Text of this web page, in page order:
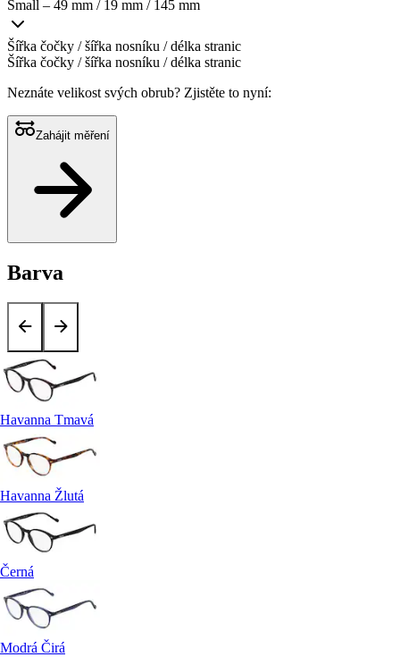
Small – 49 mm / 19 mm / 145 mm
Šířka čočky / šířka nosníku / délka stranic
Šířka čočky / šířka nosníku / délka stranic
Neznáte velikost svých obrub? Zjistěte to nyní:
Zahájit měření
Barva
Havanna Tmavá
Havanna Žlutá
Černá
Modrá Čirá